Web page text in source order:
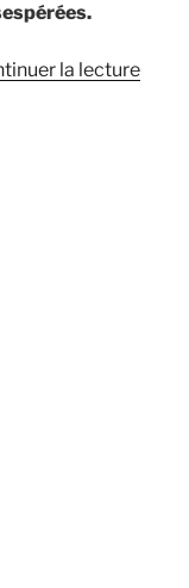
la lecturede